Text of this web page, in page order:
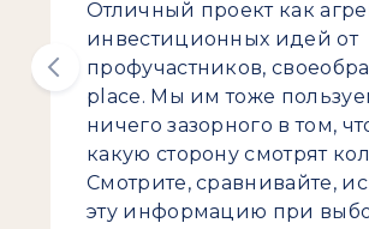
Отличный проект как
инвестиционных идей от
профучастников,
place. Мы им тоже
ничего зазорного в том,
какую сторону смотрят
Смотрите, сравнивайте,
эту информацию при